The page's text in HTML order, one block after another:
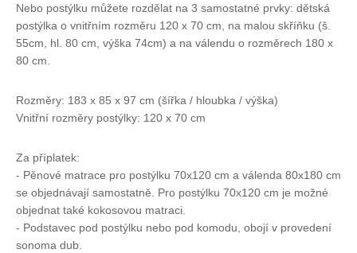
Nebo postýlku můžete rozdělat na 3 samostatné prvky: dětská
postýlka o vnitřním rozměru 120 x 70 cm, na malou skříňku (š.
55cm, hl. 80 cm, výška 74cm) a na válendu o rozměrech 180 x
80 cm.
Rozměry: 183 x 85 x 97 cm (šířka / hloubka / výška)
Vnitřní rozměry postýlky: 120 x 70 cm
Za příplatek:
- Pěnové matrace pro postýlku 70x120 cm a válenda 80x180 cm
se objednávají samostatně. Pro postýlku 70x120 cm je možné
objednat také kokosovou matraci.
- Podstavec pod postýlku nebo pod komodu, obojí v provedení
sonoma dub.